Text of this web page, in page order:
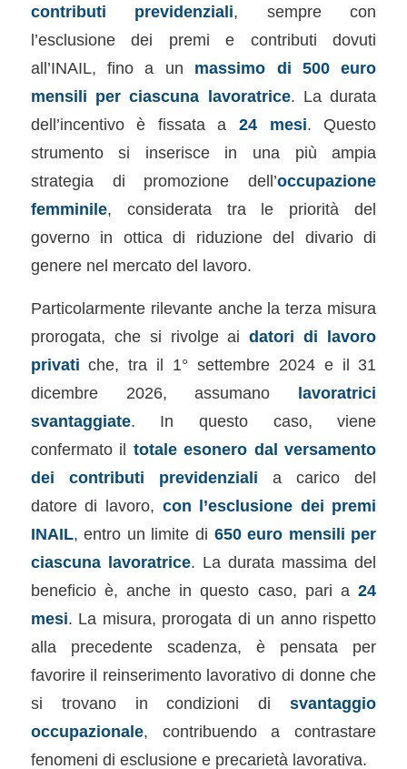
contributi previdenziali, sempre con
l’esclusione dei premi e contributi dovuti
all’INAIL, fino a un massimo di 500 euro
mensili per ciascuna lavoratrice. La durata
dell’incentivo è fissata a24 mesi. Questo
strumento si inserisce in una più ampia
strategia di promozione dell’occupazione
femminile, considerata tra le priorità del
governo in ottica di riduzione del divario di
genere nel mercato del lavoro.
Particolarmente rilevante anche la terza misura
prorogata, che si rivolge aidatori di lavoro
privati che, tra il 1° settembre 2024 e il 31
dicembre 2026, assumano lavoratrici
svantaggiate. In questo caso, viene
confermato il totale esonero dal versamento
dei contributi previdenziali a carico del
datore di lavoro, con l’esclusione dei premi
INAIL, entro un limite di 650 euro mensili per
ciascuna lavoratrice. La durata massima del
beneficio è, anche in questo caso, pari a24
mesi. La misura, prorogata di un anno rispetto
alla precedente scadenza, è pensata per
favorire il reinserimento lavorativo di donne che
si trovano in condizioni disvantaggio
occupazionale, contribuendo a contrastare
fenomeni di esclusione e precarietà lavorativa.